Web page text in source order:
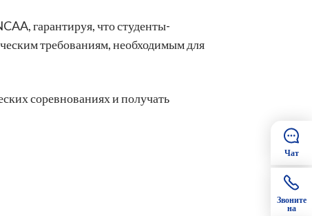
гарантируя, что студенты-
требованиям, необходимым для
соревнованиях и получать
Чат
Звоните
на